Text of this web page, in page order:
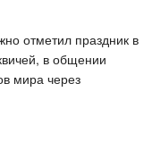
отметил праздник в
в общении
мира через